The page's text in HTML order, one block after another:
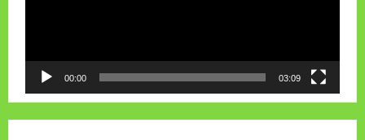
00:00 03:09